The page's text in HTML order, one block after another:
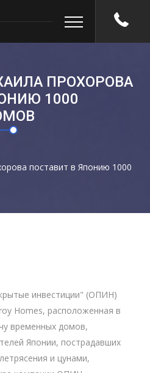
ПРОХОРОВА
1000
поставит в Японию 1000
инвестиции" (ОПИН)
Homes, расположенная в
временных домов,
Японии, пострадавших
и цунами,